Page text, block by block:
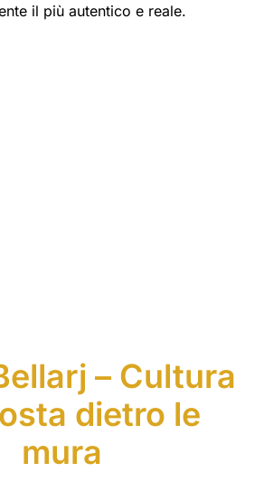
il più autentico e reale.
– Cultura
dietro le
mura